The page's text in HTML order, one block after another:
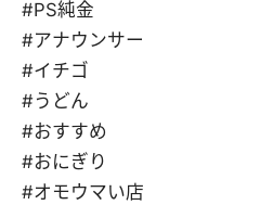
#PS純金
#アナウンサー
#イチゴ
#うどん
#おすすめ
#おにぎり
#オモウマい店